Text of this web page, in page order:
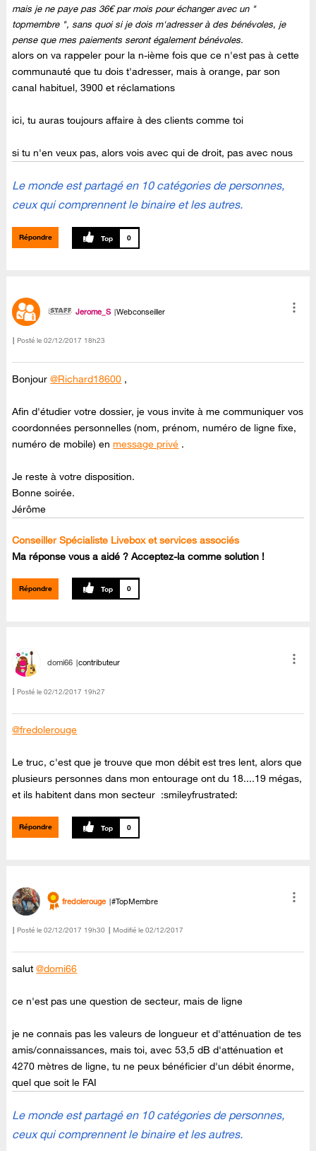
mais je ne paye pas 36€ par mois pour échanger avec un "
topmembre ", sans quoi si je dois m'adresser à des bénévoles, je
pense que mes paiements seront également bénévoles.
alors on va rappeler pour la n-ième fois que ce n'est pas à cette
communauté que tu dois t'adresser, mais à orange, par son
canal habituel, 3900 et réclamations
ici, tu auras toujours affaire à des clients comme toi
si tu n'en veux pas, alors vois avec qui de droit, pas avec nous
Le monde est partagé en 10 catégories de personnes,
ceux qui comprennent le binaire et les autres.
Répondre 0
Jerome_S Webconseiller
Posté le ‎02/12/2017 18h23
Bonjour@Richard18600 ,
Afin d'étudier votre dossier, je vous invite à me communiquer vos
coordonnées personnelles (nom, prénom, numéro de ligne fixe,
numéro de mobile) enmessage privé .
Je reste à votre disposition.
Bonne soirée.
Jérôme
Conseiller Spécialiste Livebox et services associés
Ma réponse vous a aidé ? Acceptez-la comme solution !
Répondre 0
domi66 contributeur
Posté le ‎02/12/2017 19h27
@fredolerouge
Le truc, c'est que je trouve que mon débit est tres lent, alors que
plusieurs personnes dans mon entourage ont du 18....19 mégas,
et ils habitent dans mon secteur :smileyfrustrated:
Répondre 0
fredolerouge #TopMembre
Posté le ‎02/12/2017 19h30 Modifié le 02/12/2017
salut@domi66
ce n'est pas une question de secteur, mais de ligne
je ne connais pas les valeurs de longueur et d'atténuation de tes
amis/connaissances, mais toi, avec 53,5 dB d'atténuation et
4270 mètres de ligne, tu ne peux bénéficier d'un débit énorme,
quel que soit le FAI
Le monde est partagé en 10 catégories de personnes,
ceux qui comprennent le binaire et les autres.